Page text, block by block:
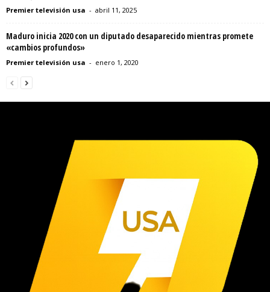
Premier televisión usa - abril 11, 2025
Maduro inicia 2020 con un diputado desaparecido mientras promete
«cambios profundos»
Premier televisión usa - enero 1, 2020